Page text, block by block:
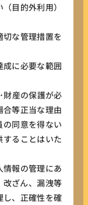
目的外利用）
切な管理措置を
に必要な範囲
財産の保護が必
等正当な理由
同意を得ない
ることはいた
情報の管理にあ
改ざん、漏洩等
し、正確性を確